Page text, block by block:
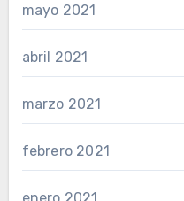
mayo 2021
abril 2021
marzo 2021
febrero 2021
enero 2021